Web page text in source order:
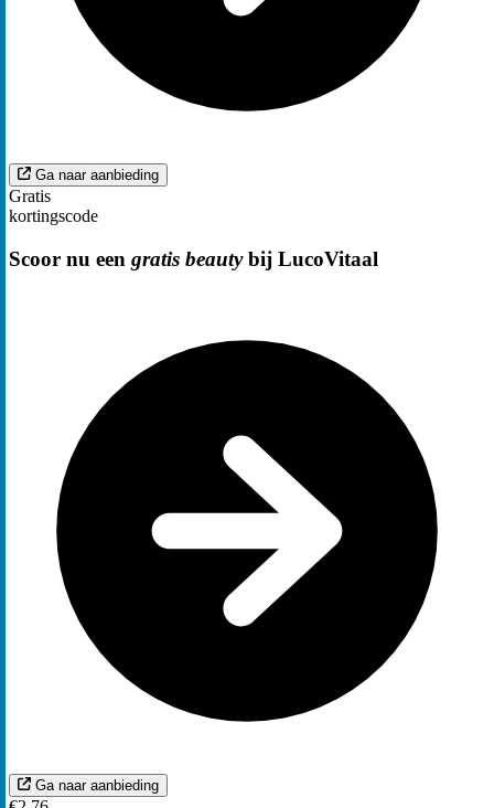
Ga naar aanbieding
Gratis
kortingscode
Scoor nu een gratis beautybij LucoVitaal
Ga naar aanbieding